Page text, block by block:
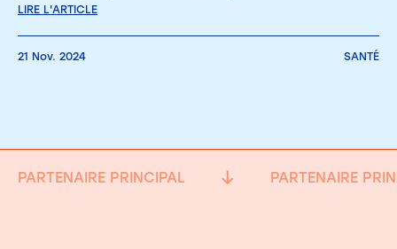
LIRE L'ARTICLE
21 Nov. 2024 SANTÉ
PARTENAIRE PRINCIPAL PARTENAIRE